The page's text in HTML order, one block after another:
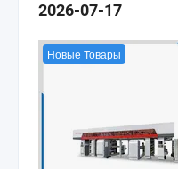
2026-07-17
Новые Товары